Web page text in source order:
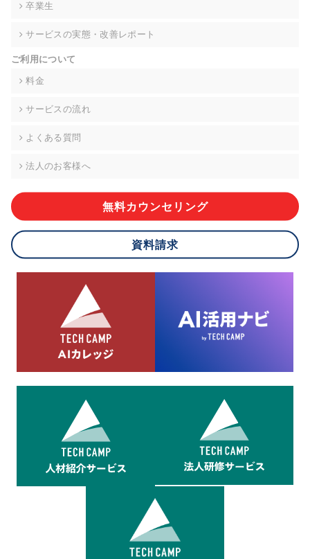
て、下記の当社問合わせ窓口に申し出ることができます。その
的な期間内に対応いたします。ただし、申請が本人確認が不可
により、ご希望に添えない場合があります。 なお、アクセスロ
グなどの個人情報以外の情報については、原則として開示等は
株式会社div 個人情報問合せ窓口
メールアドレス:privacy_policy@di-v.co.jp
ご本人様が当社に個人情報を提供されるかどうかは任意による
応ができない場合があります。
8.cookieにより取得・分析した情報とその利用について
当社は第三者が運営するデータ・マネジメント・プラットフォ
ームからcookieにより収集されたウェブの閲覧機歴及びその分
析結果を取得し、これをお客様の個人データと結びつけた上
で、広告配信等の目的で利用いたします。
卒業生
サービスの実態・改善レポート
ご利用について
料金
サービスの流れ
よくある質問
法人のお客様へ
無料カウンセリング
資料請求